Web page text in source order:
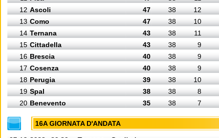
12 Ascoli 47 38
12
13 Como 47 38
10
14 Ternana 43 38
11
15 Cittadella 43 38
9
16 Brescia 40 38
9
17 Cosenza 40 38
9
18 Perugia 39 38
10
19 Spal 38 38
8
20 Benevento 35 38 7
16A GIORNATA D'ANDATA